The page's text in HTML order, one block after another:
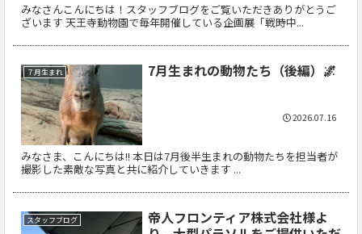
みなさんこんにちは！スタッフブログをご覧いただきありがとうご
ざいます 天王寺動物園で毎年開催している企画展「戦時中...
７月生まれ 7月生まれの動物たち（後編）🌌
みなさま、こんにちは!! 本日は7月後半生まれの動物たちを担当者が
撮影した素敵な写真と共に紹介していきます ...
2026.07.16
スタッフブログ
帝人フロンティア株式会社様よ